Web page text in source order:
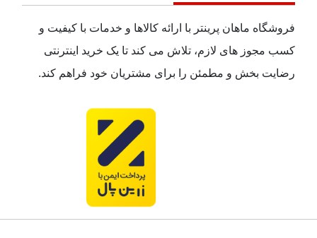
فروشگاه ماهان پرینتر با ارائه کالاها و خدمات با کیفیت و
کسب مجوز های لازم، تلاش می کند تا یک خرید اینترنتی
رضایت بخش و مطمئن را برای مشتریان خود فراهم کند.